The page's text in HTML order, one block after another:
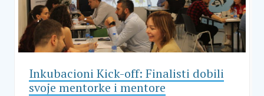
Inkubacioni Kick-off: Finalisti dobili
svoje mentorke i mentore